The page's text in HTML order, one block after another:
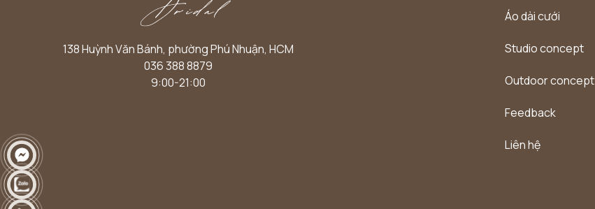
138 Huỳnh Văn Bánh, phường Phú Nhuận, HCM
036 388 8879
9:00-21:00
Áo dài cưới
Studio concept
Outdoor concept
Feedback
Liên hệ